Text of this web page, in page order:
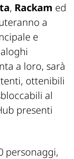
, Rackam ed
a
e
a loro, sarà
ottenibili
al
presenti
personaggi,